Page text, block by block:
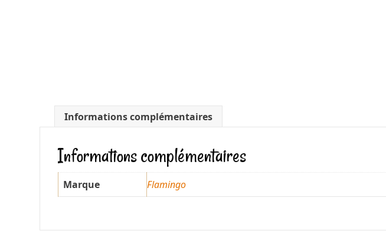
Informations complémentaires
Informations complémentaires
Marque Flamingo